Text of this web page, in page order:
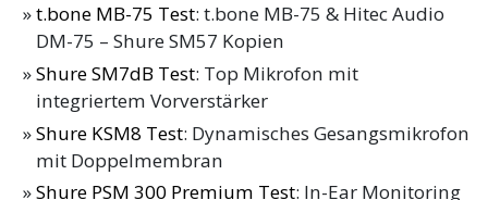
t.bone MB-75 Test: t.bone MB-75 & Hitec Audio
DM-75 – Shure SM57 Kopien
Shure SM7dB Test: Top Mikrofon mit
integriertem Vorverstärker
Shure KSM8 Test: Dynamisches Gesangsmikrofon
mit Doppelmembran
Shure PSM 300 Premium Test: In-Ear Monitoring